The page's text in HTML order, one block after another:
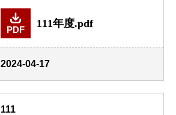
PDF
111年度.pdf
2024-04-17
111